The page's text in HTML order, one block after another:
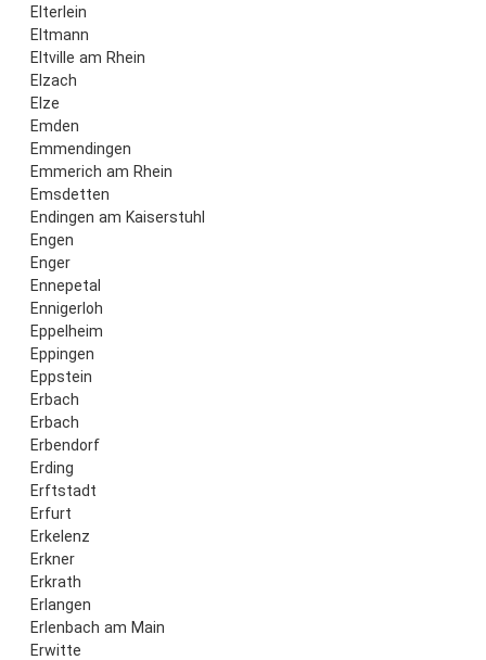
Elterlein
Eltmann
Eltville am Rhein
Elzach
Elze
Emden
Emmendingen
Emmerich am Rhein
Emsdetten
Endingen am Kaiserstuhl
Engen
Enger
Ennepetal
Ennigerloh
Eppelheim
Eppingen
Eppstein
Erbach
Erbach
Erbendorf
Erding
Erftstadt
Erfurt
Erkelenz
Erkner
Erkrath
Erlangen
Erlenbach am Main
Erwitte